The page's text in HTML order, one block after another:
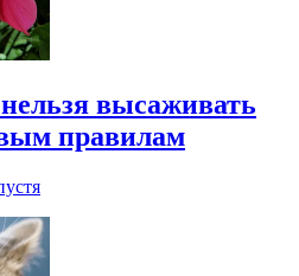
высаживать
правилам